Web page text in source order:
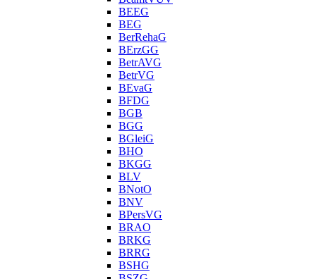
BEEG
BEG
BerRehaG
BErzGG
BetrAVG
BetrVG
BEvaG
BFDG
BGB
BGG
BGleiG
BHO
BKGG
BLV
BNotO
BNV
BPersVG
BRAO
BRKG
BRRG
BSHG